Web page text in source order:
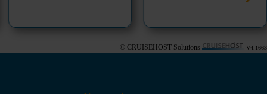
© CRUISEHOST Solutions V4.1663